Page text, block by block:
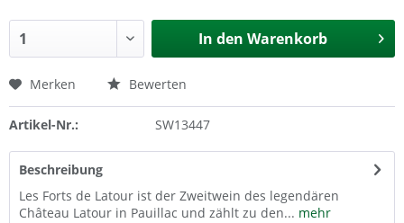
In den Warenkorb
Merken Bewerten
Artikel-Nr.: SW13447
Beschreibung
Les Forts de Latour ist der Zweitwein des legendären
Château Latour in Pauillac und zählt zu den... mehr